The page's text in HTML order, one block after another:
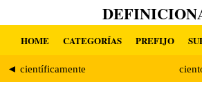
HOME CATEGORÍAS PREFIJO
◄ científicamente